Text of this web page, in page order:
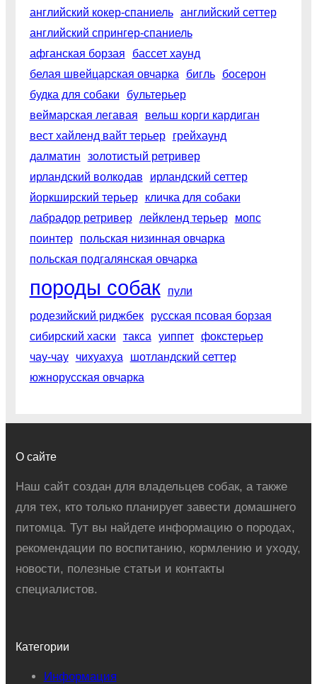
английский кокер-спаниель
английский сеттер
английский спрингер-спаниель
афганская борзая
бассет хаунд
белая швейцарская овчарка
бигль
босерон
будка для собаки
бультерьер
веймарская легавая
вельш корги кардиган
вест хайленд вайт терьер
грейхаунд
далматин
золотистый ретривер
ирландский волкодав
ирландский сеттер
йоркширский терьер
кличка для собаки
лабрадор ретривер
лейкленд терьер
мопс
поинтер
польская низинная овчарка
польская подгалянская овчарка
породы собак пули
родезийский риджбек
русская псовая борзая
сибирский хаски
такса уиппет
фокстерьер
чау-чау
чихуахуа
шотландский сеттер
южнорусская овчарка
О сайте
Наш сайт создан для владельцев собак, а также
для тех, кто только планирует завести домашнего
питомца. Тут вы найдете информацию о породах,
рекомендации по воспитанию, кормлению и уходу,
новости, полезные статьи и контакты
специалистов.
Категории
Информация